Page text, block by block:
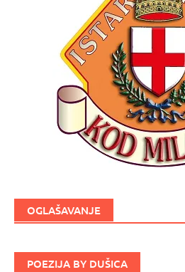
OGLAŠAVANJE
POEZIJA BY DUŠICA